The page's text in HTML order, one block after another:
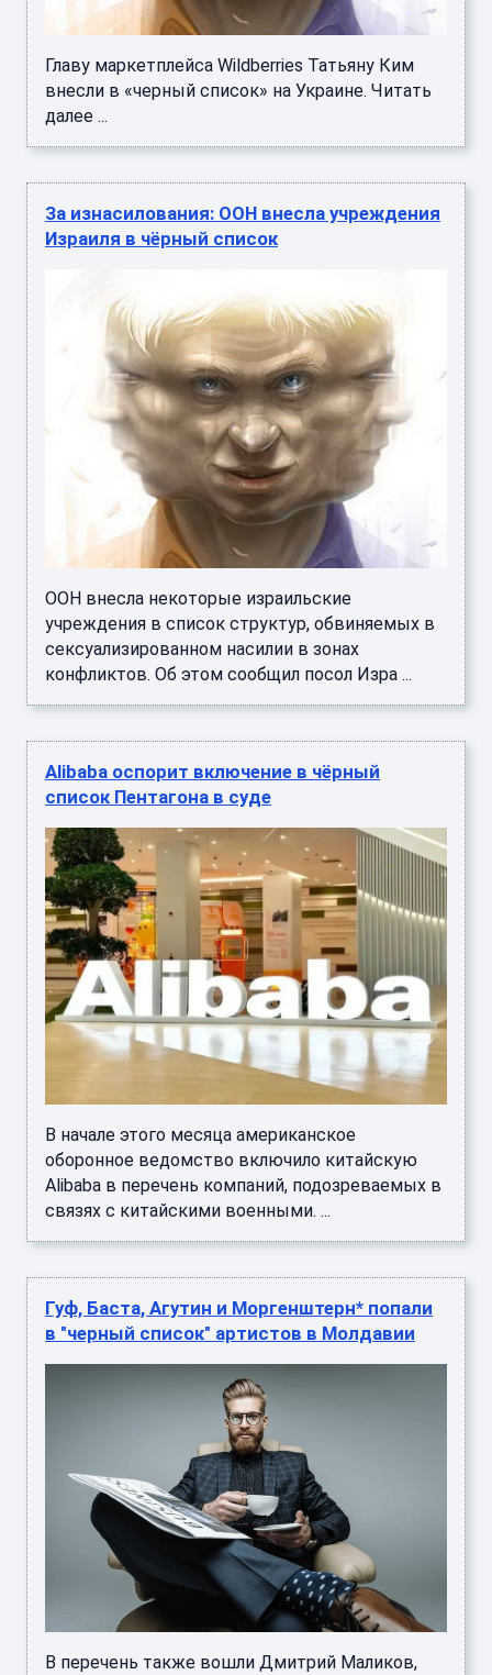
Главу маркетплейса Wildberries Татьяну Ким
внесли в «черный список» на Украине. Читать
далее ...
За изнасилования: ООН внесла учреждения
Израиля в чёрный список
ООН внесла некоторые израильские
учреждения в список структур, обвиняемых в
сексуализированном насилии в зонах
конфликтов. Об этом сообщил посол Изра ...
Alibaba оспорит включение в чёрный
список Пентагона в суде
В начале этого месяца американское
оборонное ведомство включило китайскую
Alibaba в перечень компаний, подозреваемых в
связях с китайскими военными. ...
Гуф, Баста, Агутин и Моргенштерн* попали
в "черный список" артистов в Молдавии
В перечень также вошли Дмитрий Маликов,